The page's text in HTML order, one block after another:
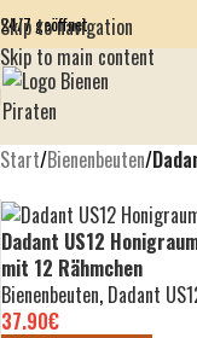
Skip to navigation
Skip to main content
24/7 geöffnet
Start/Bienenbeuten/
Dadant US12
mit 12 Rähmchen
Bienenbeuten, Dadant
37.90€